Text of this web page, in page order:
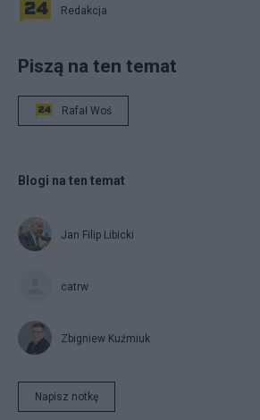
Redakcja
Piszą na ten temat
Rafał Woś
Blogi na ten temat
Jan Filip Libicki
catrw
Zbigniew Kuźmiuk
Napisz notkę